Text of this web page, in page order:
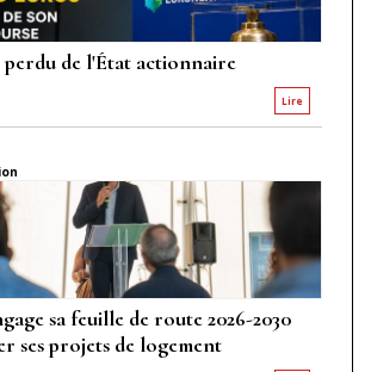
perdu de l'État actionnaire
Lire
sa feuille de route 2026-2030
ses projets de logement